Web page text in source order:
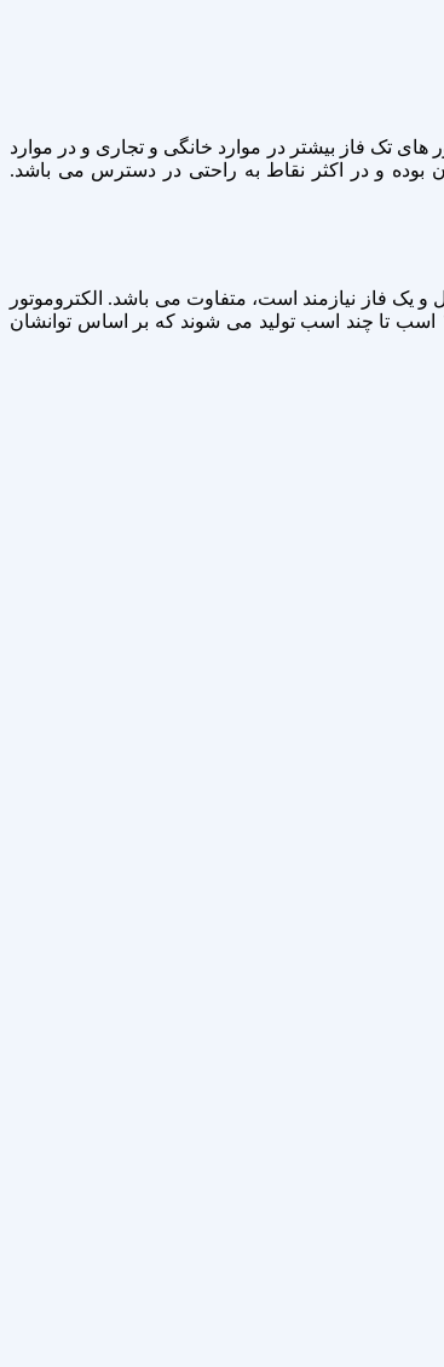
تبدیل می نماید. الکتروموتور های تک فاز بیشتر در موارد خانگی و تجاری و در موارد
بوده و در اکثر نقاط به راحتی در دسترس می باشد.
و یک فاز نیازمند است، متفاوت می باشد. الکتروموتور
سه فاز برای کارکردن به سه فاز R S T نیازمند است که نتیجه آن ایجاد قدرت بیشتر نسبت به نوع تک فاز می باشد. الکتروموتور های سه فاز از توان ۱ اسب تا چند اسب تولید می شوند که بر اساس توانشان